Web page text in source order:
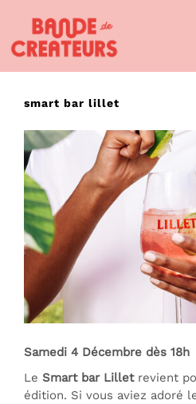
smart bar lillet
Samedi 4 Décembre dès 18h
Le Smart bar Lilletrevient
édition. Si vous aviez adoré